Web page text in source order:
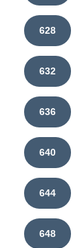
628
632
636
640
644
648